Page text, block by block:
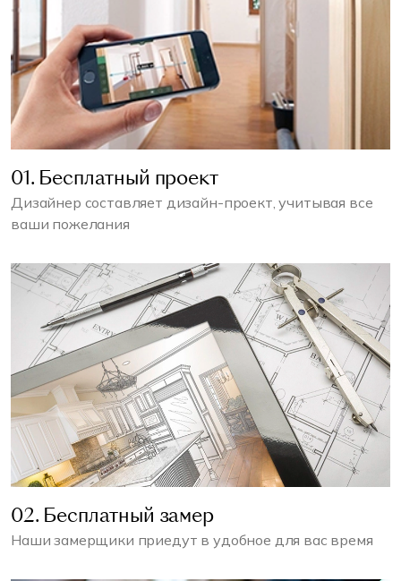
01. Бесплатный проект
Дизайнер составляет дизайн-проект, учитывая все
ваши пожелания
02. Бесплатный замер
Наши замерщики приедут в удобное для вас время